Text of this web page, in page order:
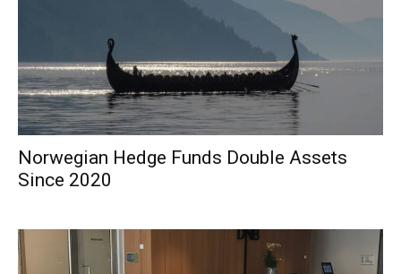
Norwegian Hedge Funds Double Assets
Since 2020